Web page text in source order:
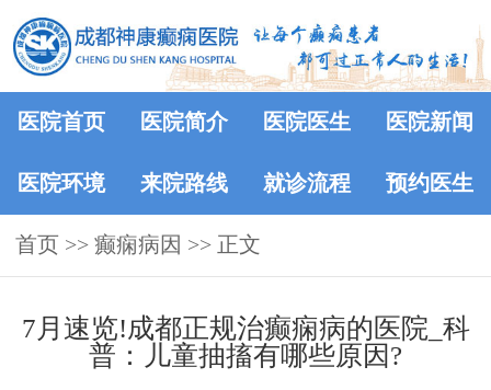
医院首页 医院简介 医院医生 医院新闻
医院环境 来院路线 就诊流程 预约医生
首页 >> 癫痫病因 >> 正文
7月速览!成都正规治癫痫病的医院_科
普：儿童抽搐有哪些原因?